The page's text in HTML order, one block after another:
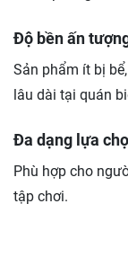
Độ bền ấn
Sản phẩm ít bị
lâu dài tại quán
Đa dạng lựa
Phù hợp cho
tập chơi.